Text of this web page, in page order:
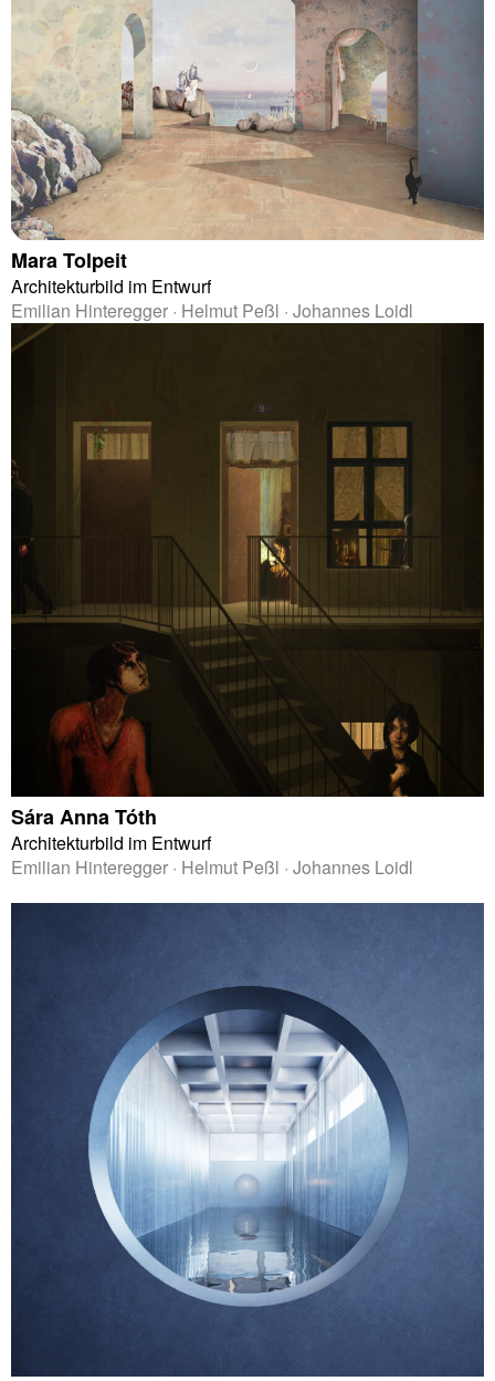
Mara Tolpeit
Architekturbild im Entwurf
Emilian Hinteregger · Helmut Peßl · Johannes Loidl
Sára Anna Tóth
Architekturbild im Entwurf
Emilian Hinteregger · Helmut Peßl · Johannes Loidl